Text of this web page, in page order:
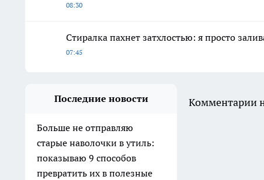
08:30
Стиралка пахнет затхлостью: я просто
07:45
Последние новости
Больше не отправляю
старые наволочки в утиль:
показываю 9 способов
превратить их в полезные
Комментарии